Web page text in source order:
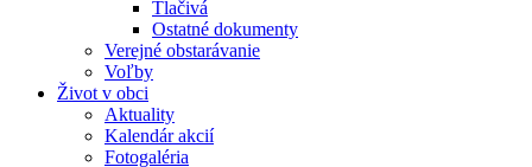
Tlačivá
Ostatné dokumenty
Verejné obstarávanie
Voľby
Život v obci
Aktuality
Kalendár akcií
Fotogaléria